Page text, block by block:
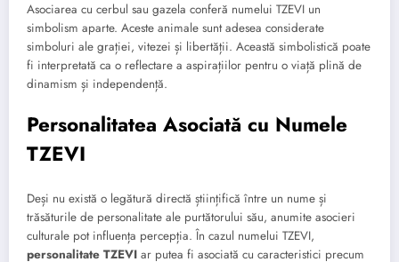
Asociarea cu cerbul sau gazela conferă numelui TZEVI un
simbolism aparte. Aceste animale sunt adesea considerate
simboluri ale grației, vitezei și libertății. Această simbolistică poate
fi interpretată ca o reflectare a aspirațiilor pentru o viață plină de
dinamism și independență.
Personalitatea Asociată cu Numele
TZEVI
Deși nu există o legătură directă științifică între un nume și
trăsăturile de personalitate ale purtătorului său, anumite asocieri
culturale pot influența percepția. În cazul numelui TZEVI,
personalitate TZEVI ar putea fi asociată cu caracteristici precum